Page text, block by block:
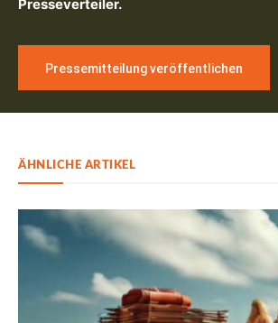
Presseverteiler.
Pressemitteilung veröffentlichen
ÄHNLICHE ARTIKEL